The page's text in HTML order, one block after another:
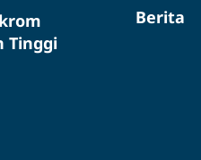
Tinggi
Berita